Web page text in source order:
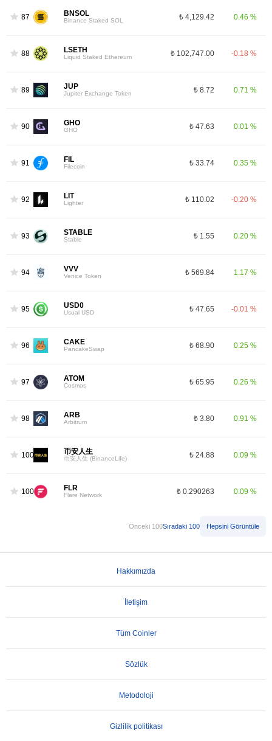
87 BNSOL
Binance Staked SOL ₺ 4,129.42 0.46 %
88 LSETH
Liquid Staked Ethereum ₺ 102,747.00 -0.18 %
89 JUP
Jupiter Exchange Token ₺ 8.72 0.71 %
90 GHO
GHO ₺ 47.63 0.01 %
91 FIL
Filecoin ₺ 33.74 0.35 %
92 LIT
Lighter ₺ 110.02 -0.20 %
93 STABLE
Stable ₺ 1.55 0.20 %
94 VVV
Venice Token ₺ 569.84 1.17 %
95 USD0
Usual USD ₺ 47.65 -0.01 %
96 CAKE
PancakeSwap ₺ 68.90 0.25 %
97 ATOM
Cosmos ₺ 65.95 0.26 %
98 ARB
Arbitrum ₺ 3.80 0.91 %
100 币安人生
币安人生 (BinanceLife) ₺ 24.88 0.09 %
100 FLR
Flare Network ₺ 0.290263 0.09 %
Önceki 100Sıradaki 100 Hepsini Görüntüle
Hakkımızda
İletişim
Tüm Coinler
Sözlük
Metodoloji
Gizlilik politikası